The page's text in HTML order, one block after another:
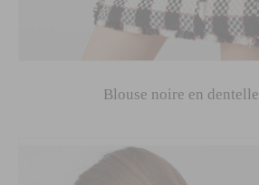
Blouse noire en dentelle